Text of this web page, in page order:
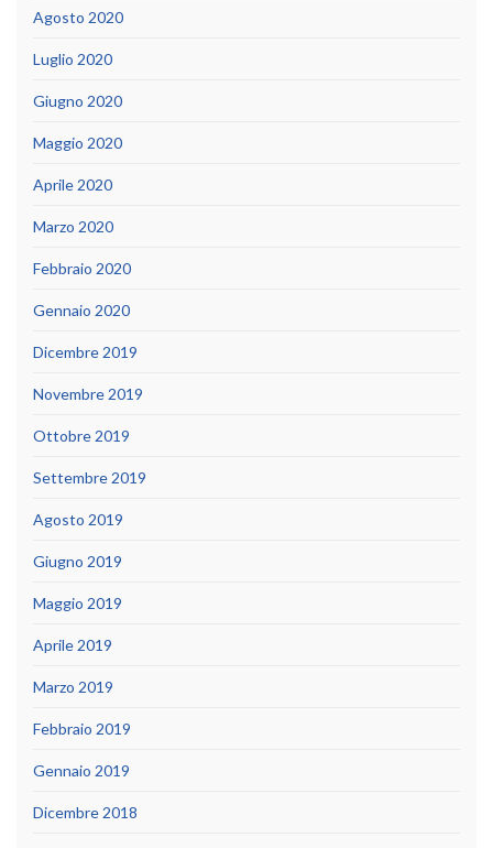
Agosto 2020
Luglio 2020
Giugno 2020
Maggio 2020
Aprile 2020
Marzo 2020
Febbraio 2020
Gennaio 2020
Dicembre 2019
Novembre 2019
Ottobre 2019
Settembre 2019
Agosto 2019
Giugno 2019
Maggio 2019
Aprile 2019
Marzo 2019
Febbraio 2019
Gennaio 2019
Dicembre 2018